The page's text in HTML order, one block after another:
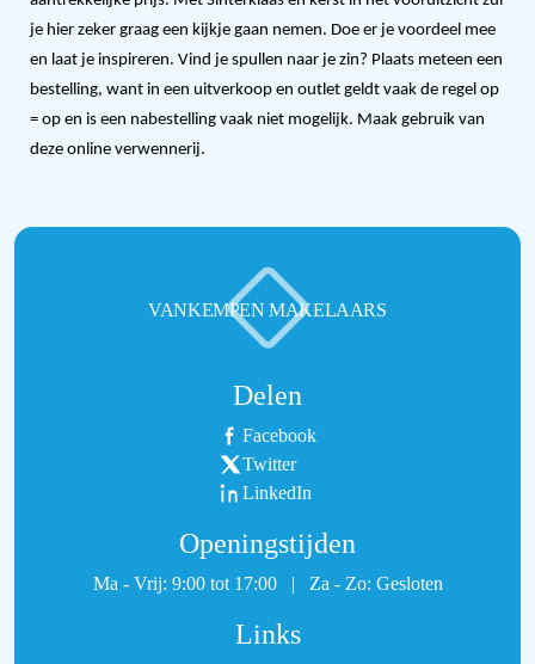
je hier zeker graag een kijkje gaan nemen. Doe er je voordeel mee
en laat je inspireren. Vind je spullen naar je zin? Plaats meteen een
bestelling, want in een uitverkoop en outlet geldt vaak de regel op
= op en is een nabestelling vaak niet mogelijk. Maak gebruik van
deze online verwennerij.
VANKEMPEN MAKELAARS
Delen
Facebook
Twitter
LinkedIn
Openingstijden
Ma - Vrij: 9:00 tot 17:00 | Za - Zo: Gesloten
Links